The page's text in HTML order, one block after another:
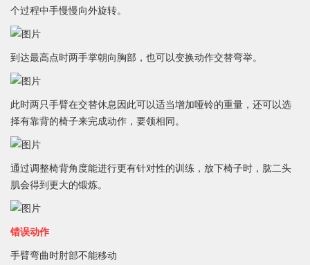
个过程中手慢慢向外旋转。
到达最高点时两手掌朝向胸部，也可以变换动作交替弯举。
此时两只手臂在交替休息因此可以适当增加哑铃的重量，还可以选
择有靠背的椅子来完成动作，要领相同。
通过调整椅背角度能进行更有针对性的训练，放下椅子时，肱二头
肌会得到更大的锻炼。
错误动作
手臂弯曲时肘部不能移动